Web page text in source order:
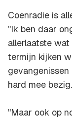
Coenradie is
"Ik ben daar
allerlaatste wat
termijn kijken
hard mee
"Maar ook op